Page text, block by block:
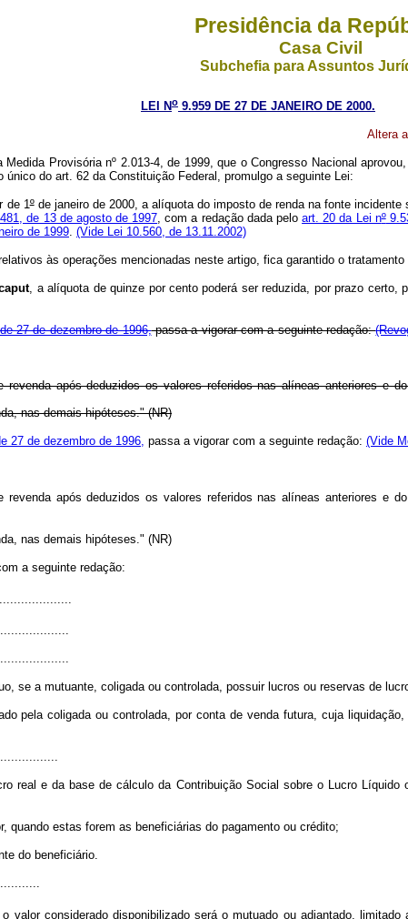
Presidência da
Casa Civil
Subchefia para Assuntos
LEI No 9.959 DE 27 DE JANEIRO DE 2000.
Altera
Provisória nº 2.013-4, de 1999, que o Congresso Nacional
do art. 62 da Constituição Federal, promulgo a seguinte Lei:
de 1ºde janeiro de 2000, a alíquota do imposto de renda na fonte
de 13 de agosto de 1997, com a redação dada peloart. 20 da Lei nº
de 1999. (Vide Lei 10.560, de 13.11.2002)
às operações mencionadas neste artigo, fica garantido o
, a alíquota de quinze por cento poderá ser reduzida, por prazo
27 de dezembro de 1996,passa a vigorar com a seguinte redação:
após deduzidos os valores referidos nas alíneas anteriores e
nas demais hipóteses." (NR)
27 de dezembro de 1996, passa a vigorar com a seguinte redação: (Vide
após deduzidos os valores referidos nas alíneas anteriores e
nas demais hipóteses." (NR)
a seguinte redação:
se a mutuante, coligada ou controlada, possuir lucros ou reservas de
pela coligada ou controlada, por conta de venda futura, cuja
real e da base de cálculo da Contribuição Social sobre o Lucro
quando estas forem as beneficiárias do pagamento ou crédito;
do beneficiário.
valor considerado disponibilizado será o mutuado ou adiantado,